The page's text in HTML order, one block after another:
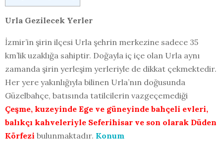
Urla Gezilecek Yerler
İzmir’in şirin ilçesi Urla şehrin merkezine sadece 35
km’lik uzaklığa sahiptir. Doğayla iç içe olan Urla aynı
zamanda şirin yerleşim yerleriyle de dikkat çekmektedir.
Her yere yakınlığıyla bilinen Urla’nın doğusunda
Güzelbahçe, batısında tatilcilerin vazgeçemediği
Çeşme, kuzeyinde Ege ve güneyinde bahçeli evleri,
balıkçı kahveleriyle Seferihisar ve son olarak Düden
Körfezi bulunmaktadır. Konum